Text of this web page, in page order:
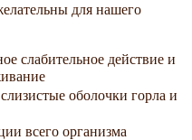
для нашего
слабительное действие и
оболочки горла и
всего организма